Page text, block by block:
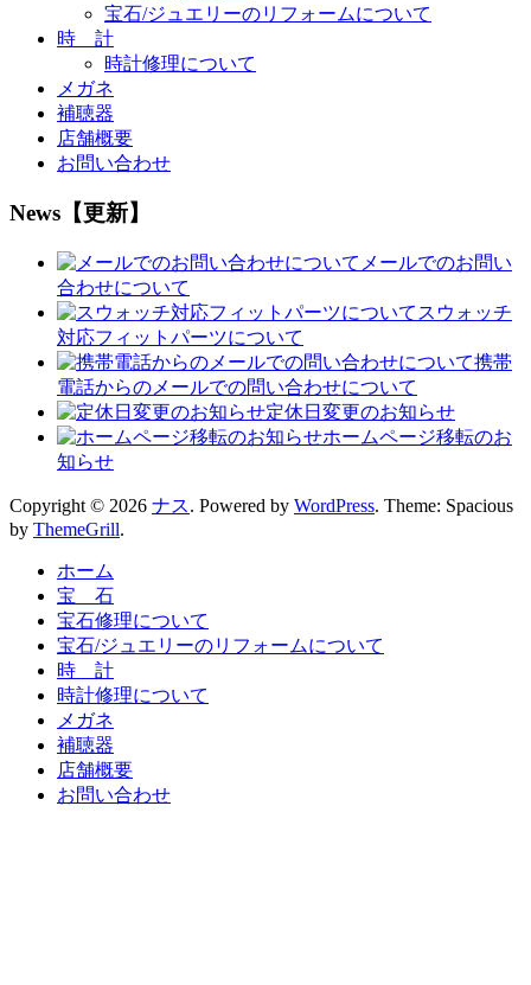
宝石/ジュエリーのリフォームについて
時 計
時計修理について
メガネ
補聴器
店舗概要
お問い合わせ
News【更新】
メールでのお問い
合わせについて
スウォッチ
対応フィットパーツについて
携帯
電話からのメールでの問い合わせについて
定休日変更のお知らせ
ホームページ移転のお
知らせ
Copyright © 2026 ナス. Powered by WordPress. Theme: Spacious
by ThemeGrill.
ホーム
宝 石
宝石修理について
宝石/ジュエリーのリフォームについて
時 計
時計修理について
メガネ
補聴器
店舗概要
お問い合わせ